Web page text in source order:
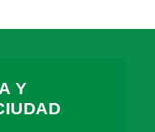
Y